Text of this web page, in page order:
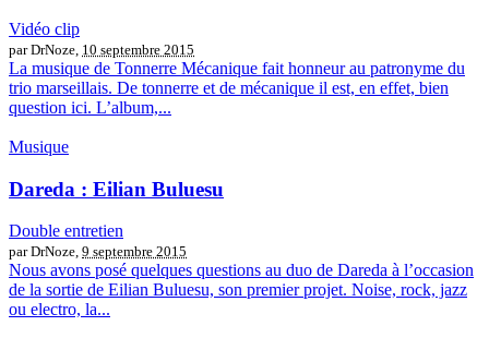
Vidéo clip
par DrNoze, 10 septembre 2015
La musique de Tonnerre Mécanique fait honneur au patronyme du
trio marseillais. De tonnerre et de mécanique il est, en effet, bien
question ici. L’album,...
Musique
Dareda : Eilian Buluesu
Double entretien
par DrNoze, 9 septembre 2015
Nous avons posé quelques questions au duo de Dareda à l’occasion
de la sortie de Eilian Buluesu, son premier projet. Noise, rock, jazz
ou electro, la...